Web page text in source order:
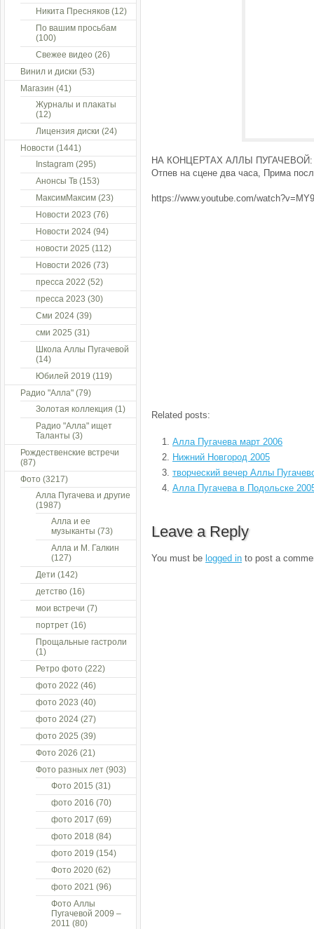
НА КОНЦЕРТАХ АЛЛЫ ПУГАЧЕВОЙ:
Отпев на сцене два часа, Прима
https://www.youtube.com/
Related posts:
Алла Пугачева март 2006
Нижний Новгород 2005
творческий вечер Аллы
Алла Пугачева в Подольске
Leave a Reply
You must be logged in to post a
Никита Пресняков (12)
По вашим просьбам
(100)
Свежее видео (26)
Винил и диски (53)
Магазин (41)
Журналы и плакаты
(12)
Лицензия диски (24)
Новости (1441)
Instagram (295)
Анонсы Тв (153)
МаксимМаксим (23)
Новости 2023 (76)
Новости 2024 (94)
новости 2025 (112)
Новости 2026 (73)
пресса 2022 (52)
пресса 2023 (30)
Сми 2024 (39)
сми 2025 (31)
Школа Аллы Пугачевой
(14)
Юбилей 2019 (119)
Радио "Алла" (79)
Золотая коллекция (1)
Радио "Алла" ищет
Таланты (3)
Рождественские встречи
(87)
Фото (3217)
Алла Пугачева и другие
(1987)
Алла и ее
музыканты (73)
Алла и М. Галкин
(127)
Дети (142)
детство (16)
мои встречи (7)
портрет (16)
Прощальные гастроли
(1)
Ретро фото (222)
фото 2022 (46)
фото 2023 (40)
фото 2024 (27)
фото 2025 (39)
Фото 2026 (21)
Фото разных лет (903)
Фото 2015 (31)
фото 2016 (70)
фото 2017 (69)
фото 2018 (84)
фото 2019 (154)
Фото 2020 (62)
фото 2021 (96)
Фото Аллы
Пугачевой 2009 –
2011 (80)